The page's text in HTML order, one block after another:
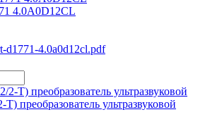
4.0A0D12CL
d1771-4.0a0d12cl.pdf
преобразователь ультразвуковой